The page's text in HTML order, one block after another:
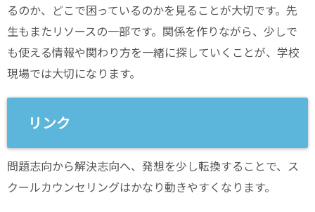
るのか、どこで困っているのかを見ることが大切です。先
生もまたリソースの一部です。関係を作りながら、少しで
も使える情報や関わり方を一緒に探していくことが、学校
現場では大切になります。
リンク
問題志向から解決志向へ、発想を少し転換することで、ス
クールカウンセリングはかなり動きやすくなります。